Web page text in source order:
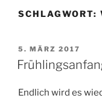
SCHLAGWORT:
VERÖFFENTLICHT
AM
5. MÄRZ 2017
Endlich wird es